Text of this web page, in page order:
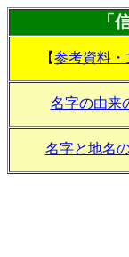
「
【参考資料・
名字の由来
名字と地名